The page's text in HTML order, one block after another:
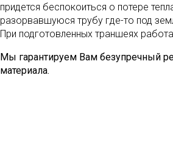
придется беспокоиться о потере
разорвавшуюся трубу где-то под
При подготовленных траншеях
Мы гарантируем Вам безупречный
материала.